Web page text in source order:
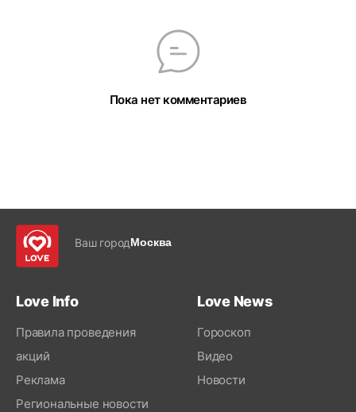
Пока нет комментариев
Ваш городМосква
Love Info
Правила проведения
акций
Реклама
Региональные новости
Love News
Гороскоп
Видео
Новости